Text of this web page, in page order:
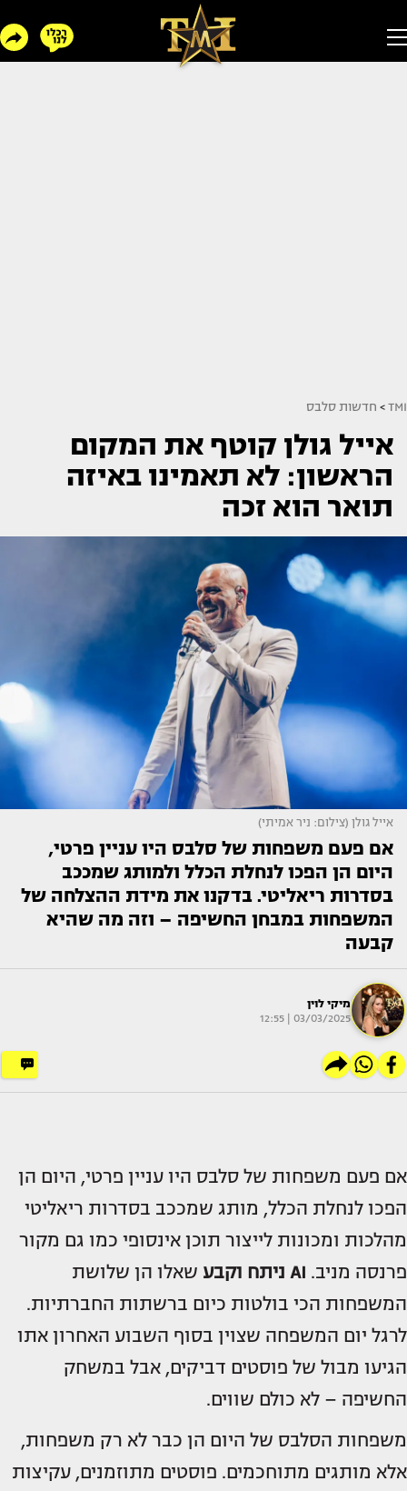
TMI
> חדשות סלבס
אייל גולן קוטף את המקום
הראשון: לא תאמינו באיזה
תואר הוא זכה
אייל גולן (צילום: ניר אמיתי)
אם פעם משפחות של סלבס היו עניין פרטי,
היום הן הפכו לנחלת הכלל ולמותג שמככב
בסדרות ריאליטי. בדקנו את מידת ההצלחה של
המשפחות במבחן החשיפה – וזה מה שהיא
קבעה
מיקי לוין
03/03/2025 | 12:55
אם פעם משפחות של סלבס היו עניין פרטי, היום הן
הפכו לנחלת הכלל, מותג שמככב בסדרות ריאליטי
מהלכות ומכונות לייצור תוכן אינסופי כמו גם מקור
פרנסה מניב. AI ניתח וקבע
שאלו הן שלושת
המשפחות הכי בולטות כיום ברשתות החברתיות.
לרגל יום המשפחה שצוין בסוף השבוע האחרון אתו
הגיעו מבול של פוסטים דביקים, אבל במשחק
החשיפה – לא כולם שווים.
משפחות הסלבס של היום הן כבר לא רק משפחות,
אלא מותגים מתוחכמים. פוסטים מתוזמנים, עקיצות